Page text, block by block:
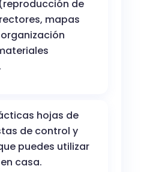
de
mapas
hojas de
de control y
puedes utilizar
casa.